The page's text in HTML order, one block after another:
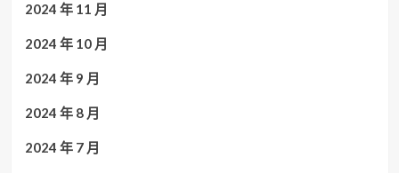
2024 年 11 月
2024 年 10 月
2024 年 9 月
2024 年 8 月
2024 年 7 月